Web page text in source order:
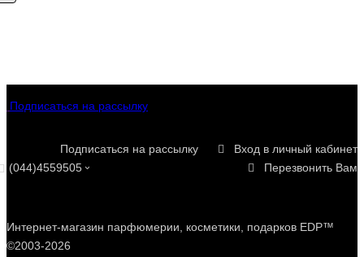
Подписаться на рассылку
Подписаться на рассылку
Вход в личный кабинет
Перезвонить Вам
(044)4559505
Интернет-магазин парфюмерии, косметики, подарков EDP™
©2003-2026